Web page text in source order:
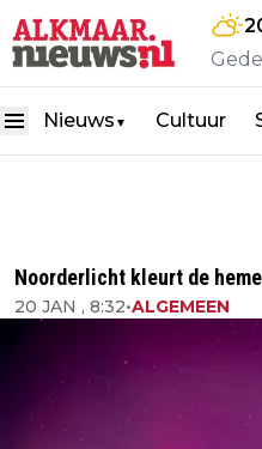
Nieuws ▼ Cultuur
Noorderlicht kleurt de
20 JAN , 8:32•ALGEMEEN